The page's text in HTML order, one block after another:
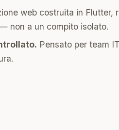
web costruita in Flutter,
non a un compito isolato.
Pensato per team